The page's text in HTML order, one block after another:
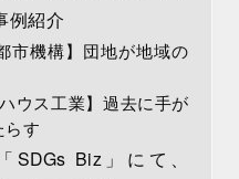
例紹介
機構】団地が地域の
ス工業】過去に手が
らす
SDGs Biz」にて、